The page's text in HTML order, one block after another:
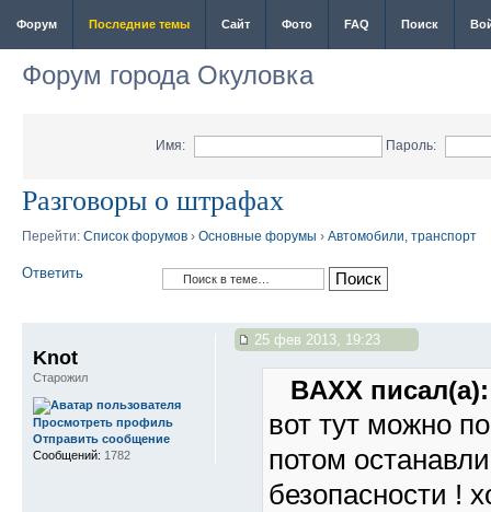
Форум Последние темы Сайт Фото FAQ Поиск
Форум города Окуловка
Имя: Пароль:
Разговоры о штрафах
Перейти: Список форумов › Основные форумы › Автомобили, транспорт
Ответить
25 фев 2013, 19:23
BAXX писал(а):
вот тут можно
потом
безопасности !
Knot
Старожил
Просмотреть профиль
Отправить сообщение
Сообщений: 1782